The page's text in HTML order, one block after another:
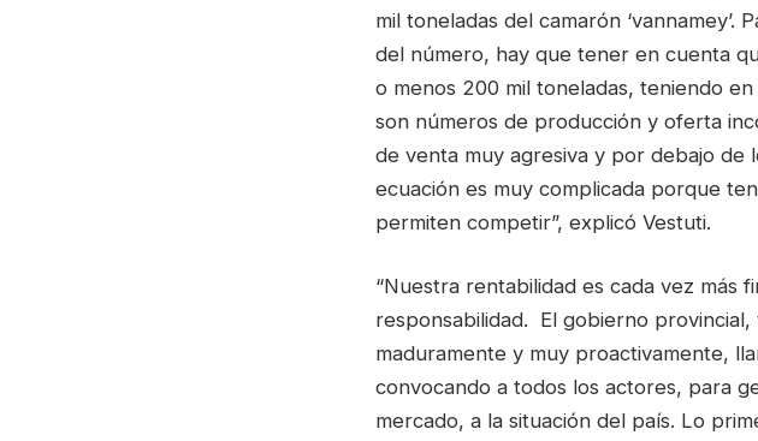
mil toneladas del camarón
del número, hay que tener en cuenta
o menos 200 mil toneladas, teniendo
son números de producción y oferta
de venta muy agresiva y por debajo
ecuación es muy complicada porque
permiten competir”, explicó Vestuti.
“Nuestra rentabilidad es cada vez más
responsabilidad. El gobierno
maduramente y muy proactivamente,
convocando a todos los actores, para
mercado, a la situación del país. Lo